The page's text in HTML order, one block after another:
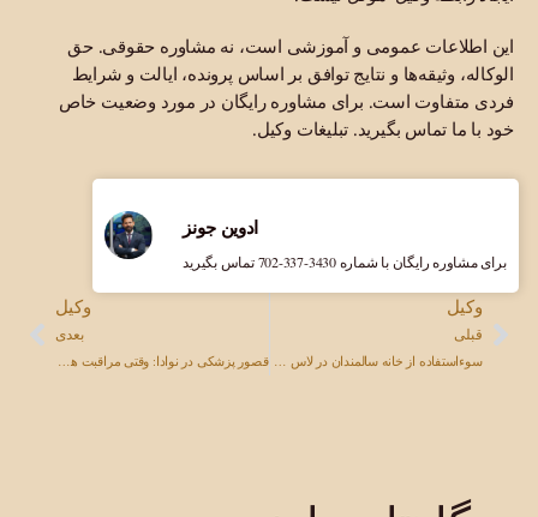
این اطلاعات عمومی و آموزشی است، نه مشاوره حقوقی. حق
الوکاله، وثیقه‌ها و نتایج توافق بر اساس پرونده، ایالت و شرایط
فردی متفاوت است. برای مشاوره رایگان در مورد وضعیت خاص
خود با ما تماس بگیرید. تبلیغات وکیل.
وکیل
قبلی
سوءاستفاده از خانه سالمندان در لاس وگاس: محافظت از آسیب‌پذیرترین افراد نوادا
وکیل
بعدی
قصور پزشکی در نوادا: وقتی مراقبت های بهداشتی باعث آسیب می شود
ادوین جونز
برای مشاوره رایگان با شماره ‎702-337-3430 تماس بگیرید